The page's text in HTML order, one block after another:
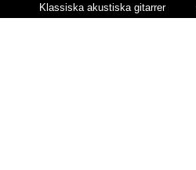
Klassiska akustiska gitarrer